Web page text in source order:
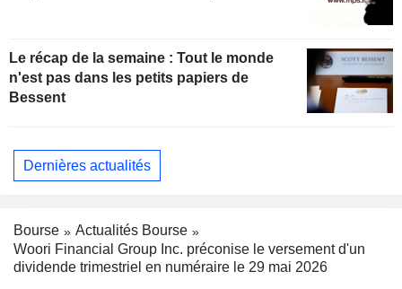
Le récap de la semaine : Tout le monde
n'est pas dans les petits papiers de
Bessent
Dernières actualités
Bourse
Actualités Bourse
Woori Financial Group Inc. préconise le versement d'un
dividende trimestriel en numéraire le 29 mai 2026